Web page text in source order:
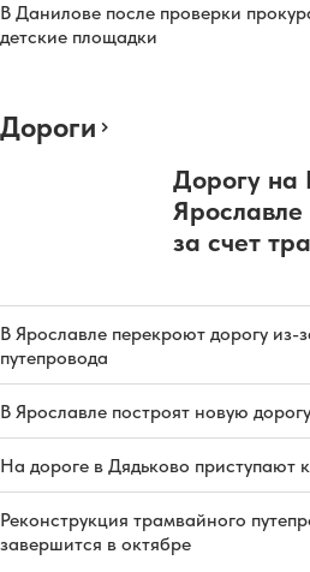
В Данилове после проверки
детские площадки
Дороги
Дорогу на
за счет
В Ярославле перекроют дорогу из-
путепровода
В Ярославле построят новую
На дороге в Дядьково приступают
Реконструкция трамвайного
завершится в октябре